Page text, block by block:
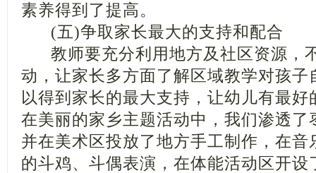
素养得到了提高。
(五)争取家长最大的支持和配合
教师要充分利用地方及社区资源，
动，让家长多方面了解区域教学对孩子
以得到家长的最大支持，让幼儿有最
在美丽的家乡主题活动中，我们渗透了
并在美术区投放了地方手工制作，在音
的斗鸡、斗偶表演，在体能活动区开设